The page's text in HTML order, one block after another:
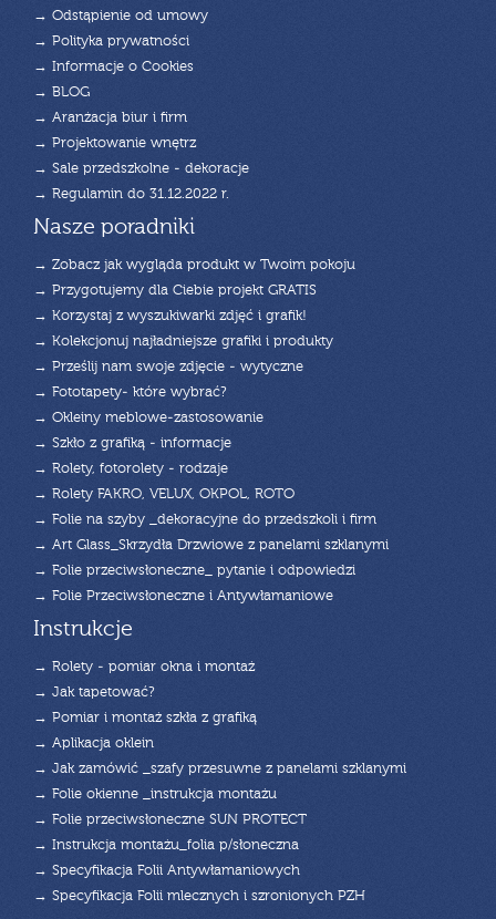
→ Odstąpienie od umowy
→ Polityka prywatności
→ Informacje o Cookies
→ BLOG
→ Aranżacja biur i firm
→ Projektowanie wnętrz
→ Sale przedszkolne - dekoracje
→ Regulamin do 31.12.2022 r.
Nasze poradniki
→ Zobacz jak wygląda produkt w Twoim pokoju
→ Przygotujemy dla Ciebie projekt GRATIS
→ Korzystaj z wyszukiwarki zdjęć i grafik!
→ Kolekcjonuj najładniejsze grafiki i produkty
→ Prześlij nam swoje zdjęcie - wytyczne
→ Fototapety- które wybrać?
→ Okleiny meblowe-zastosowanie
→ Szkło z grafiką - informacje
→ Rolety, fotorolety - rodzaje
→ Rolety FAKRO, VELUX, OKPOL, ROTO
→ Folie na szyby _dekoracyjne do przedszkoli i firm
→ Art Glass_Skrzydła Drzwiowe z panelami szklanymi
→ Folie przeciwsłoneczne_ pytanie i odpowiedzi
→ Folie Przeciwsłoneczne i Antywłamaniowe
Instrukcje
→ Rolety - pomiar okna i montaż
→ Jak tapetować?
→ Pomiar i montaż szkła z grafiką
→ Aplikacja oklein
→ Jak zamówić _szafy przesuwne z panelami szklanymi
→ Folie okienne _instrukcja montażu
→ Folie przeciwsłoneczne SUN PROTECT
→ Instrukcja montażu_folia p/słoneczna
→ Specyfikacja Folii Antywłamaniowych
→ Specyfikacja Folii mlecznych i szronionych PZH